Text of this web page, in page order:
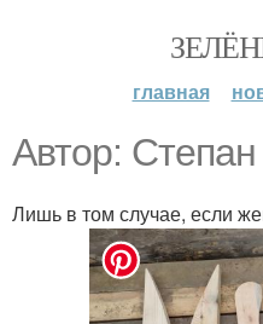
главная
Автор:
Лишь в том случае, если